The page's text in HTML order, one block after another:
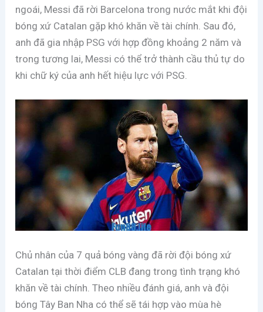
ngoái, Messi đã rời Barcelona trong nước mắt khi đội
bóng xứ Catalan gặp khó khăn về tài chính. Sau đó,
anh đã gia nhập PSG với hợp đồng khoảng 2 năm và
trong tương lai, Messi có thể trở thành cầu thủ tự do
khi chữ ký của anh hết hiệu lực với PSG.
Chủ nhân của 7 quả bóng vàng đã rời đội bóng xứ
Catalan tại thời điểm CLB đang trong tình trạng khó
khăn về tài chính. Theo nhiều đánh giá, anh và đội
bóng Tây Ban Nha có thể sẽ tái hợp vào mùa hè